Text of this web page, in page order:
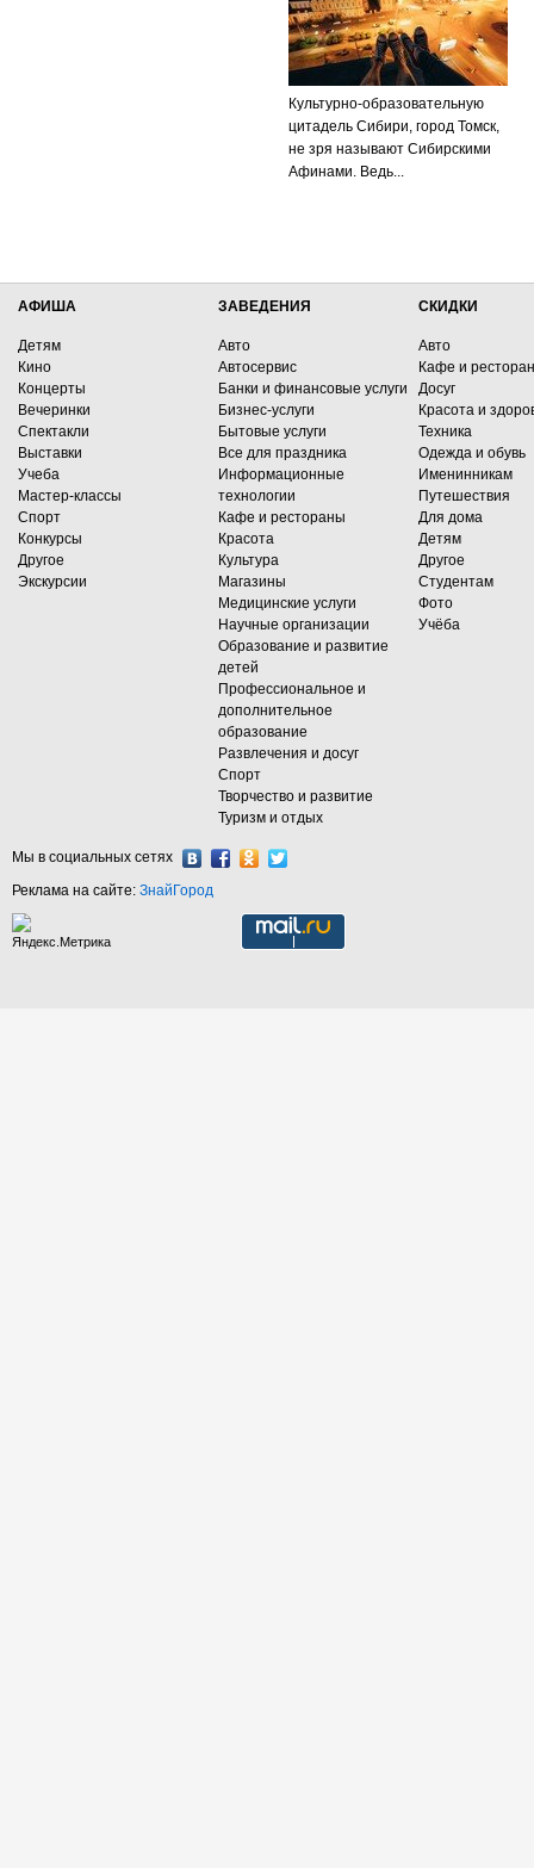
Культурно-образовательную
цитадель Сибири, город Томск,
не зря называют Сибирскими
Афинами. Ведь...
АФИША
Детям
Кино
Концерты
Вечеринки
Спектакли
Выставки
Учеба
Мастер-классы
Спорт
Конкурсы
Другое
Экскурсии
ЗАВЕДЕНИЯ
Авто
Автосервис
Банки и финансовые услуги
Бизнес-услуги
Бытовые услуги
Все для праздника
Информационные
технологии
Кафе и рестораны
Красота
Культура
Магазины
Медицинские услуги
Научные организации
Образование и развитие
детей
Профессиональное и
дополнительное
образование
Развлечения и досуг
Спорт
Творчество и развитие
Туризм и отдых
СКИДКИ
Авто
Кафе и
Досуг
Красота и
Техника
Одежда и обувь
Именинникам
Путешествия
Для дома
Детям
Другое
Студентам
Фото
Учёба
Мы в социальных сетях
Реклама на сайте: ЗнайГород